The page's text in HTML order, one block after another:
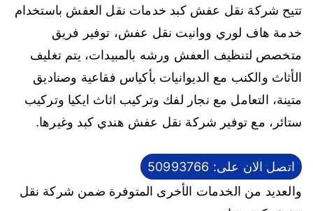
تتيح شركة نقل عفش كبد خدمات نقل العفش باستخدام
خدمة هاف لوري ووانيت نقل عفش، توفير فريق
متخصص لتنظيف العفش ورشه بالمبيدات، يتم تغليف
الأثاث والكنب مع الديوانيات بأكياس فقاعية وصناديق
متينة، التعامل مع نجار لفك وتركيب اثاث ايكيا وتركيب
ستائر، مع توفير شركة نقل عفش هندي كبد وغيرها.
اتصل الان على: 50993766
والعديد من الخدمات الأخرى المتوفرة ضمن شركة نقل